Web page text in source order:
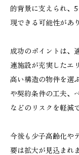
的背景に支えられ、
現できる可能性があ
成功のポイントは、
連施設が充実したエ
高い構造の物件を選
や契約条件の工夫、
などのリスクを軽減
今後も少子高齢化や
要は拡大が見込まれ